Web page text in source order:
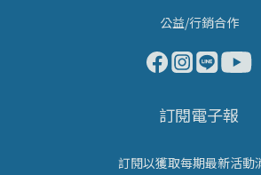
公益/行銷合作
訂閱電子報
訂閱以獲取每期最新活動